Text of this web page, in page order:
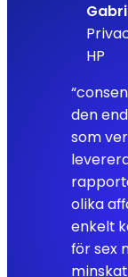
HP
den
som
olika
enkelt
för sex